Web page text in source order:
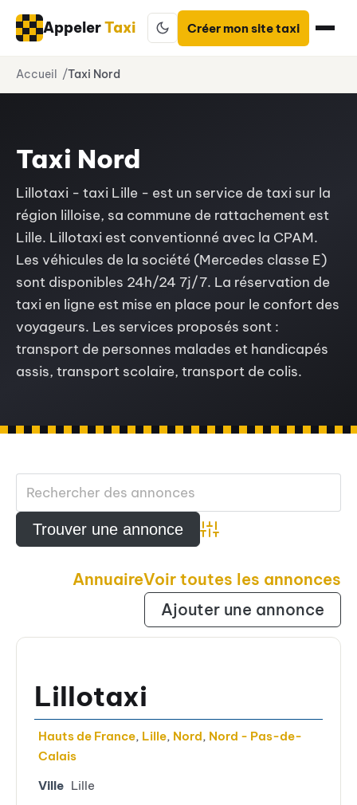
Aller
AppelerTaxi Créer mon site taxi
Accueil Taxi Nord
Taxi Nord
Lillotaxi - taxi Lille - est un service de taxi sur la
région lilloise, sa commune de rattachement est
Lille. Lillotaxi est conventionné avec la CPAM.
Les véhicules de la société (Mercedes classe E)
sont disponibles 24h/24 7j/7. La réservation de
taxi en ligne est mise en place pour le confort des
voyageurs. Les services proposés sont :
transport de personnes malades et handicapés
assis, transport scolaire, transport de colis.
Advanced Search
AnnuaireVoir toutes les annonces
Ajouter une annonce
Lillotaxi
Hauts de France, Lille, Nord, Nord - Pas-de-
Calais
Ville Lille